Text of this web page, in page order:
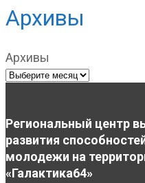
Архивы
Архивы
Региональный центр
развития
молодежи на
«Галактика64»